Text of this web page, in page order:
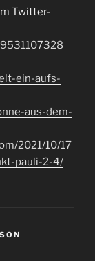
Twitter-
ein-aufs-
aus-dem-
2021/10/17
pauli-2-4/